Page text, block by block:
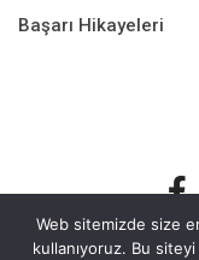
Başarı Hikayeleri
Bilgi Güvenliği
Web sitemizde size
kullanıyoruz. Bu